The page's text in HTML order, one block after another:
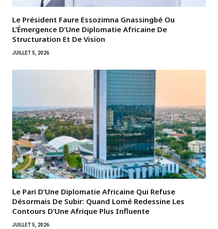
Le Président Faure Essozimna Gnassingbé Ou
L’Émergence D’Une Diplomatie Africaine De
Structuration Et De Vision
JUILLET 5, 2026
Le Pari D’Une Diplomatie Africaine Qui Refuse
Désormais De Subir: Quand Lomé Redessine Les
Contours D’Une Afrique Plus Influente
JUILLET 5, 2026